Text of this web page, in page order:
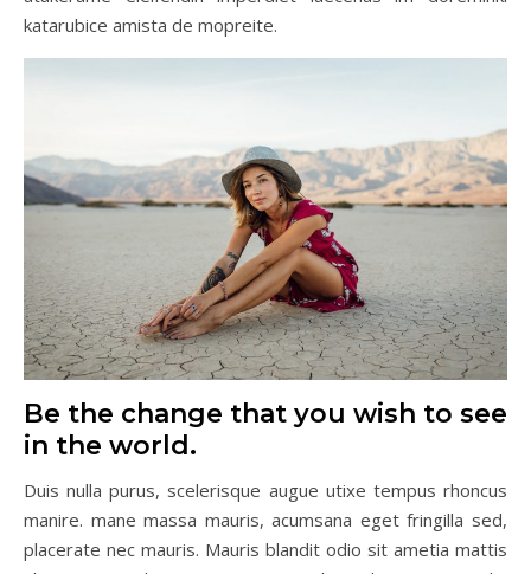
katarubice amista de mopreite.
Be the change that you wish to see
in the world.
Duis nulla purus, scelerisque augue utixe tempus rhoncus
manire. mane massa mauris, acumsana eget fringilla sed,
placerate nec mauris. Mauris blandit odio sit ametia mattis